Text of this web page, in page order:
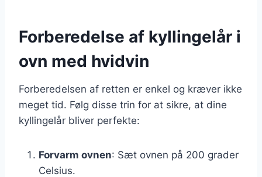
Forberedelse af kyllingelår i
ovn med hvidvin
Forberedelsen af retten er enkel og kræver ikke
meget tid. Følg disse trin for at sikre, at dine
kyllingelår bliver perfekte:
Forvarm ovnen: Sæt ovnen på 200 grader
Celsius.